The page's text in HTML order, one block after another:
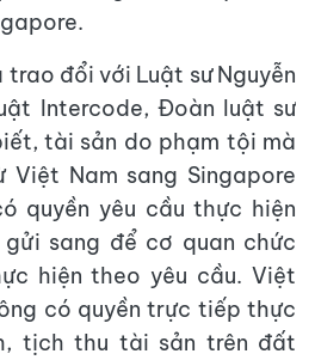
đổi với Luật sư Nguyễn
Intercode, Đoàn luật sư
tài sản do phạm tội mà
Việt Nam sang Singapore
quyền yêu cầu thực hiện
sang để cơ quan chức
hiện theo yêu cầu. Việt
có quyền trực tiếp thực
tịch thu tài sản trên đất